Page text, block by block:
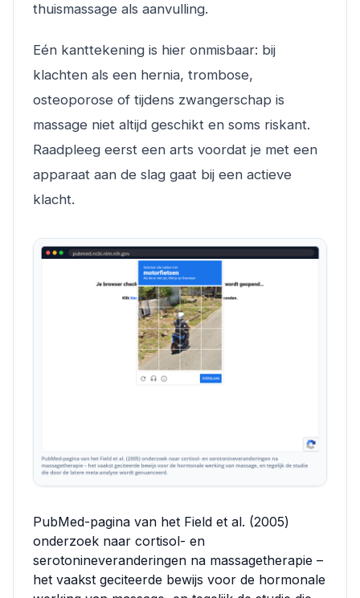
thuismassage als aanvulling.
Eén kanttekening is hier onmisbaar: bij
klachten als een hernia, trombose,
osteoporose of tijdens zwangerschap is
massage niet altijd geschikt en soms riskant.
Raadpleeg eerst een arts voordat je met een
apparaat aan de slag gaat bij een actieve
klacht.
PubMed-pagina van het Field et al. (2005)
onderzoek naar cortisol- en
serotonineveranderingen na massagetherapie –
het vaakst geciteerde bewijs voor de hormonale